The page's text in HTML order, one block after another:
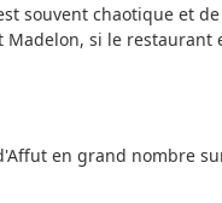
souvent chaotique et
Madelon, si le restaurant
en grand nombre